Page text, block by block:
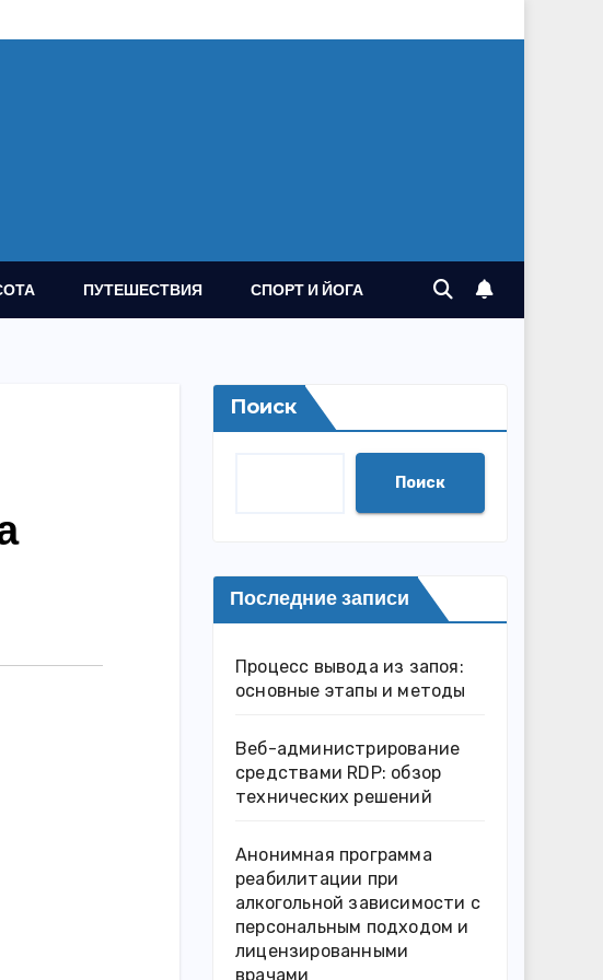
ПУТЕШЕСТВИЯ СПОРТ И ЙОГА
Поиск
Поиск
Последние записи
Процесс вывода из запоя:
основные этапы и методы
Веб-администрирование
средствами RDP: обзор
технических решений
Анонимная программа
реабилитации при
алкогольной зависимости с
персональным подходом и
лицензированными
врачами